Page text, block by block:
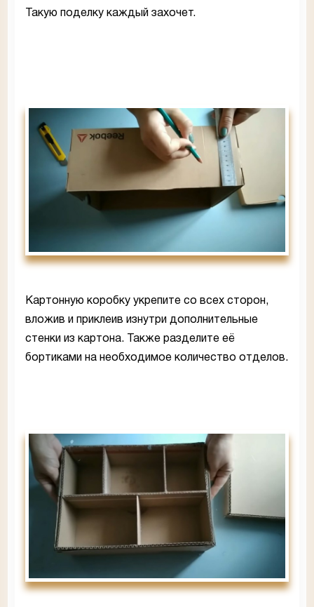
Такую поделку каждый захочет.
Картонную коробку укрепите со всех сторон,
вложив и приклеив изнутри дополнительные
стенки из картона. Также разделите её
бортиками на необходимое количество отделов.